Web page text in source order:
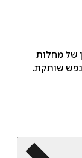
של מחלות
שותקת.